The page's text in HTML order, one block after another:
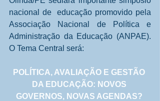
nacional de  educação promovido pela
Associação Nacional de Política e
Administração da Educação (ANPAE).
O Tema Central será:
POLÍTICA, AVALIAÇÃO E GESTÃO
DA EDUCAÇÃO: NOVOS
GOVERNOS, NOVAS AGENDAS?